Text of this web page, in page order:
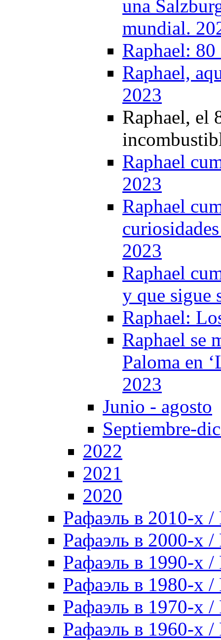
una
mundial.
Raphael:
Raphael,
2023
Raphael, el
Raphael
2023
Raphael
2023
Raphael
y que sigue
Raphael:
Raphael se
Paloma en
2023
Junio - agosto
Septiembre-
2022
2021
2020
Рафаэль в 2010-х /
Рафаэль в 2000-х /
Рафаэль в 1990-х /
Рафаэль в 1980-х /
Рафаэль в 1970-х /
Рафаэль в 1960-х /